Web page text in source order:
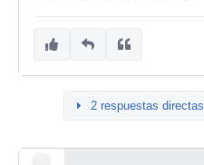
2 respuestas directas